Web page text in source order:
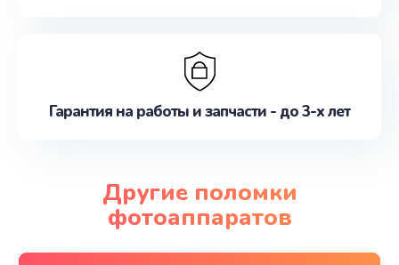
Гарантия на работы и запчасти - до 3-х лет
Другие поломки
фотоаппаратов